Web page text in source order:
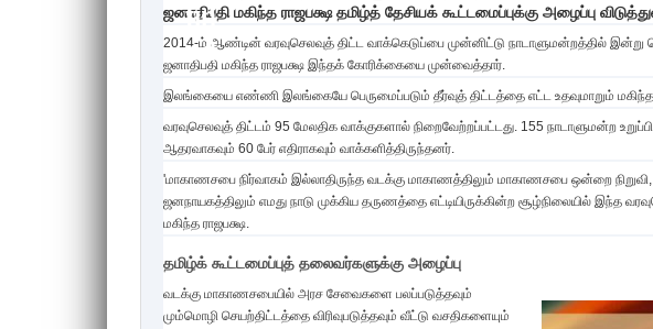
fin
ed
ஜனாதிபதி மகிந்த ராஜபக்ஷ தமிழ்த் தேசியக் கூட்டமைப்புக்கு அழைப்பு
2014-ம் ஆண்டின் வரவுசெலவுத் திட்ட வாக்கெடுப்பை முன்னிட்டு நாடாளுமன்றத்தில்
ஜனாதிபதி மகிந்த ராஜபக்ஷ இந்தக் கோரிக்கையை முன்வைத்தார்.
இலங்கையை எண்ணி இலங்கையே பெருமைப்படும் தீர்வுத் திட்டத்தை எட்ட உதவுமாறும்
வரவுசெலவுத் திட்டம் 95 மேலதிக வாக்குகளால் நிறைவேற்றப்பட்டது. 155 நாடாளுமன்ற
ஆதரவாகவும் 60 பேர் எதிராகவும் வாக்களித்திருந்தனர்.
'மாகாணசபை நிர்வாகம் இல்லாதிருந்த வடக்கு மாகாணத்திலும் மாகாணசபை ஒன்றை நிறுவி,
ஜனநாயகத்திலும் எமது நாடு முக்கிய தருணத்தை எட்டியிருக்கின்ற சூழ்நிலையில் இந்த
மகிந்த ராஜபக்ஷ.
தமிழ்க் கூட்டமைப்புத் தலைவர்களுக்கு அழைப்பு
வடக்கு மாகாணசபையில் அரச சேவைகளை பலப்படுத்தவும்
மும்மொழி செயற்திட்டத்தை விரிவுபடுத்தவும் வீட்டு வசதிகளையும்